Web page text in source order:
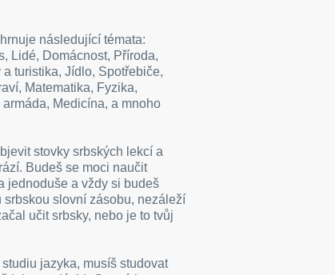
následující témata:
Lidé, Domácnost, Příroda,
turistika, Jídlo, Spotřebiče,
Matematika, Fyzika,
Medicína, a mnoho
stovky srbských lekcí a
Budeš se moci naučit
jednoduše a vždy si budeš
srbskou slovní zásobu, nezáleží
učit srbsky, nebo je to tvůj
jazyka, musíš studovat